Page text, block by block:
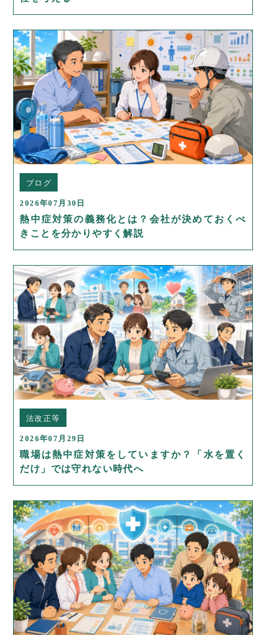
ブログ
2026年07月30日
熱中症対策の義務化とは？会社が決めておくべ
きことを分かりやすく解説
法改正等
2026年07月29日
職場は熱中症対策をしていますか？「水を置く
だけ」では守れない時代へ